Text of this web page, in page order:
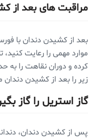
مراقبت های بعد از
بعد از کشیدن دندان با
موارد مهمی را رعایت کنید،
کرده و دوران نقاهت را به
زیر را بعد از کشیدن
گاز استریل را گاز
پس از کشیدن دندان،